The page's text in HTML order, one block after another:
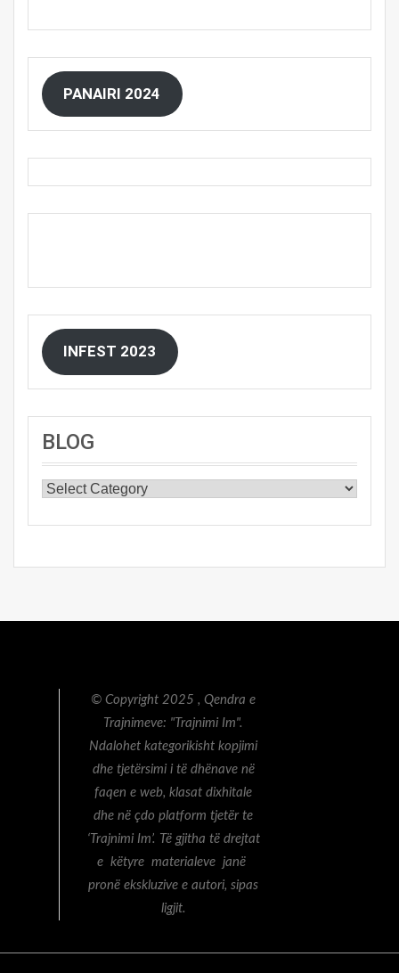
PANAIRI 2024
INFEST 2023
BLOG
BLOG
© Copyright 2025 , Qendra e
Trajnimeve: "Trajnimi Im".
Ndalohet kategorikisht kopjimi
dhe tjetërsimi i të dhënave në
faqen e web, klasat dixhitale
dhe në çdo platform tjetër te
‘Trajnimi Im’. Të gjitha të drejtat
e këtyre materialeve janë
pronë ekskluzive e autori, sipas
ligjit.